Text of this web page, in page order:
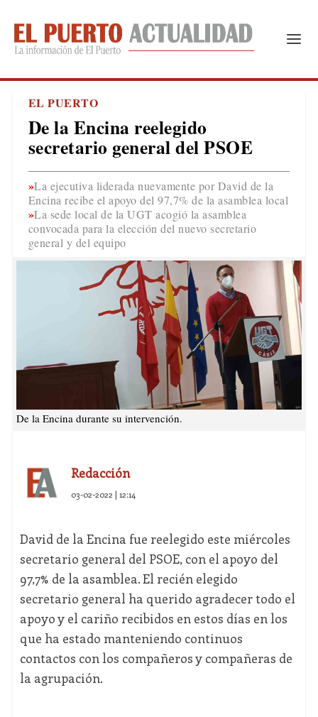
EL PUERTO
De la Encina reelegido
secretario general del PSOE
La ejecutiva liderada nuevamente por David de la
Encina recibe el apoyo del 97,7% de la asamblea local
La sede local de la UGT acogió la asamblea
convocada para la elección del nuevo secretario
general y del equipo
De la Encina durante su intervención.
Redacción
03-02-2022 | 12:14
David de la Encina fue reelegido este miércoles
secretario general del PSOE, con el apoyo del
97,7% de la asamblea. El recién elegido
secretario general ha querido agradecer todo el
apoyo y el cariño recibidos en estos días en los
que ha estado manteniendo continuos
contactos con los compañeros y compañeras de
la agrupación.